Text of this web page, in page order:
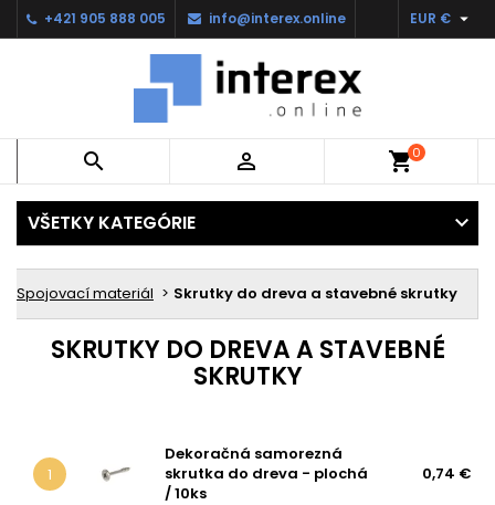
+421 905 888 005 info@interex.online EUR € 
  shopping_cart0
VŠETKY KATEGÓRIE
Spojovací materiál Skrutky do dreva a stavebné skrutky
SKRUTKY DO DREVA A STAVEBNÉ
SKRUTKY
1
Dekoračná samorezná
skrutka do dreva - plochá
/ 10ks
0,74 €